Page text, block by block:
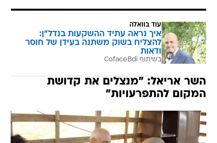
עוד בוואלה
איך נראה עתיד ההשקעות בנדל"ן:
להצליח בשוק משתנה בעידן של חוסר
ודאות
בשיתוף CofaceBdi
השר אריאל: "מנצלים את קדושת
המקום להתפרעויות"